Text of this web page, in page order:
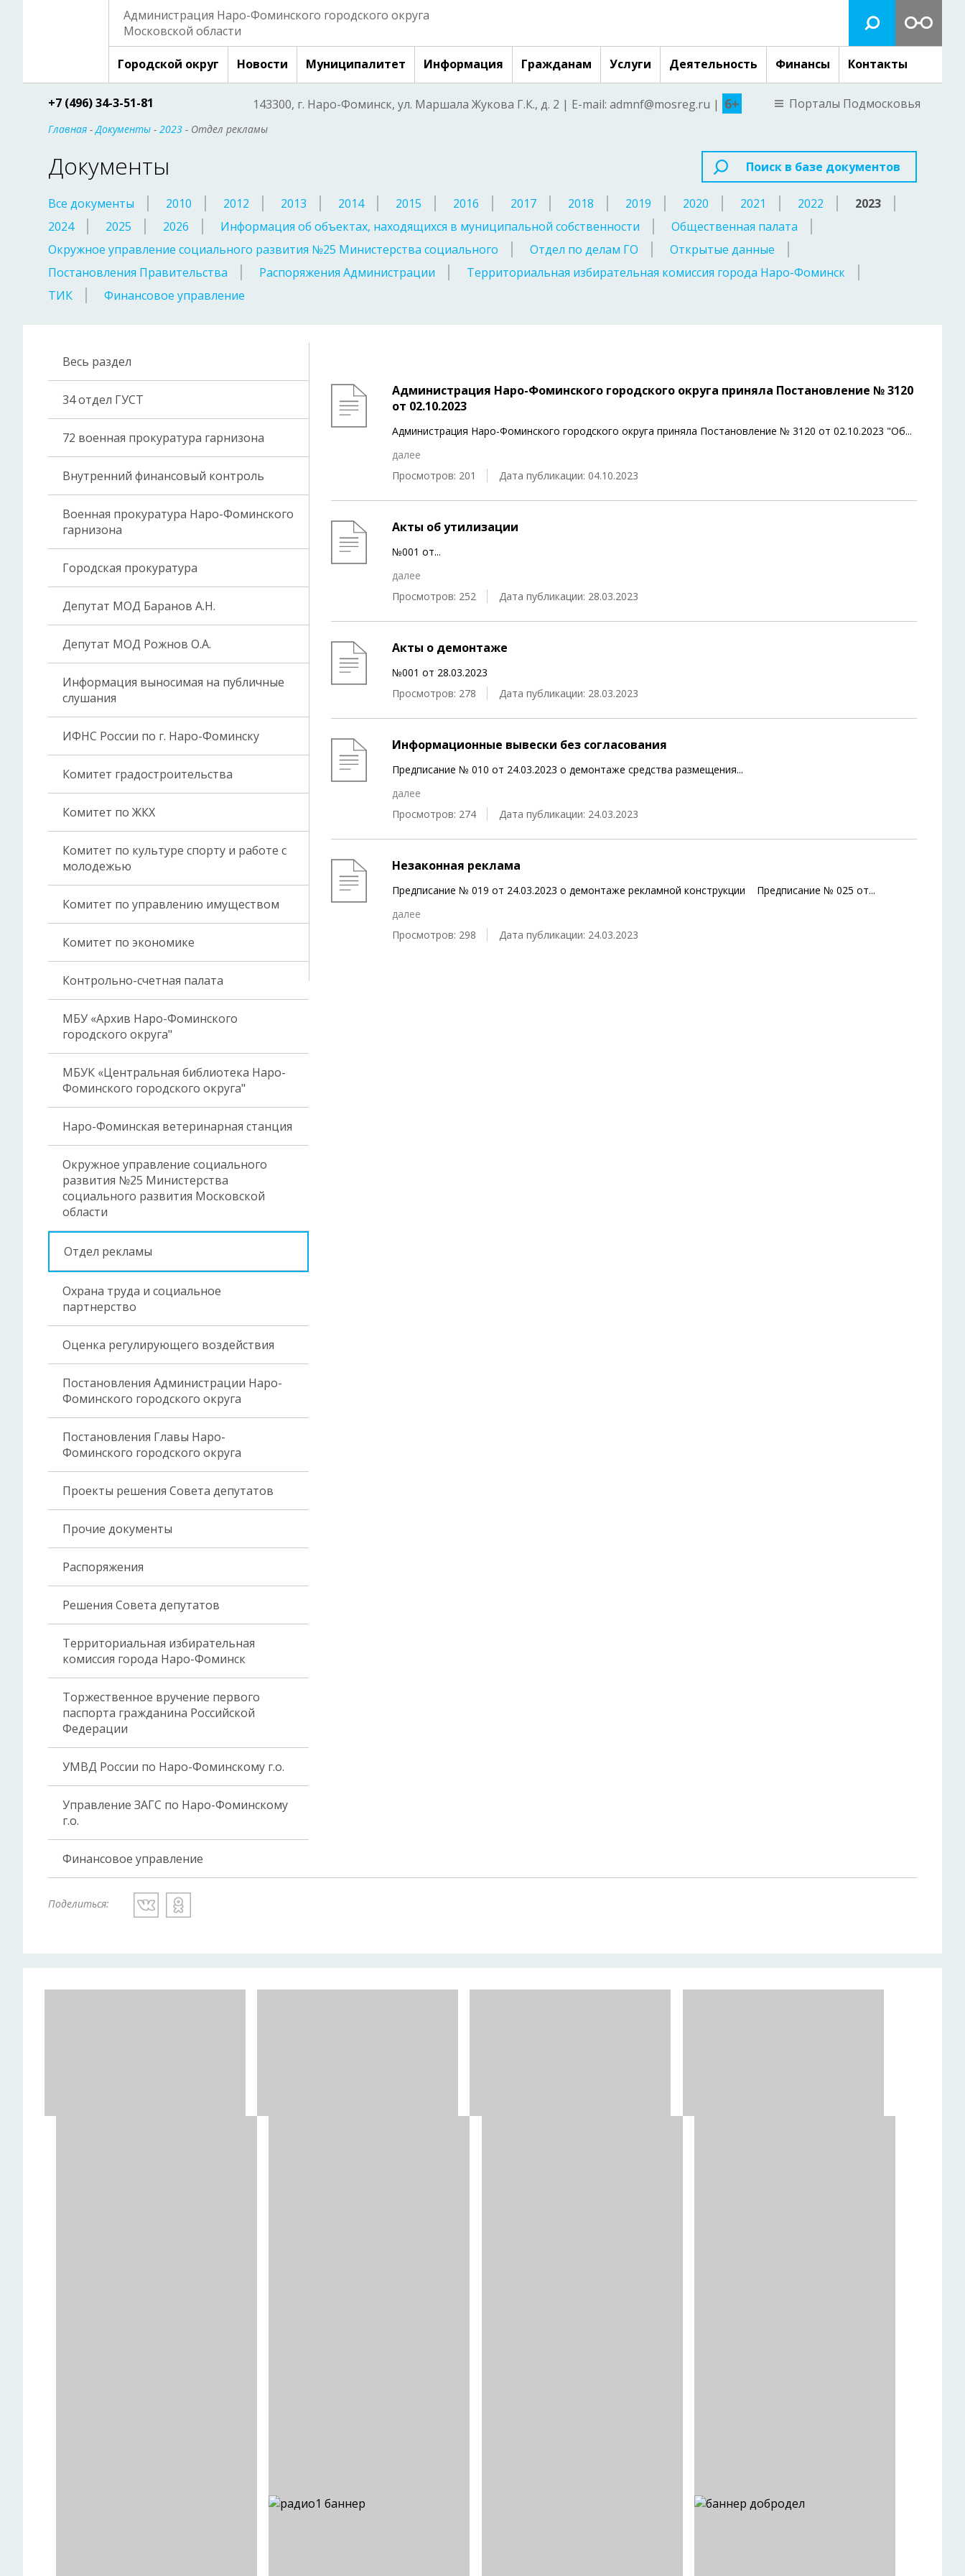
Администрация Наро-Фоминского городского округа
Московской области
Городской округ Новости Муниципалитет Информация Гражданам Услуги Деятельность Финансы Контакты
+7 (496) 34-3-51-81 143300, г. Наро-Фоминск, ул. Маршала Жукова Г.К., д. 2 | E-mail: admnf@mosreg.ru | 6+ Порталы Подмосковья
Главная -Документы - 2023 - Отдел рекламы
Документы Поиск в базе документов
Все документы 2010 2012 2013 2014 2015 2016 2017 2018 2019 2020 2021 2022
2023
2024
2025 2026 Информация об объектах, находящихся в муниципальной собственности
Общественная палата
Окружное управление социального развития №25 Министерства социального
Отдел по делам ГО
Открытые данные
Постановления Правительства
Распоряжения Администрации
Территориальная избирательная комиссия города Наро-Фоминск
ТИК
Финансовое управление
Весь раздел
34 отдел ГУСТ
72 военная прокуратура гарнизона
Внутренний финансовый контроль
Военная прокуратура Наро-Фоминского
гарнизона
Городская прокуратура
Депутат МОД Баранов А.Н.
Депутат МОД Рожнов О.А.
Информация выносимая на публичные
слушания
ИФНС России по г. Наро-Фоминску
Комитет градостроительства
Комитет по ЖКХ
Комитет по культуре спорту и работе с
молодежью
Комитет по управлению имуществом
Комитет по экономике
Контрольно-счетная палата
МБУ «Архив Наро-Фоминского
городского округа"
МБУК «Центральная библиотека Наро-
Фоминского городского округа"
Наро-Фоминская ветеринарная станция
Окружное управление социального
развития №25 Министерства
социального развития Московской
области
Отдел рекламы
Охрана труда и социальное
партнерство
Оценка регулирующего воздействия
Постановления Администрации Наро-
Фоминского городского округа
Постановления Главы Наро-
Фоминского городского округа
Проекты решения Совета депутатов
Прочие документы
Распоряжения
Решения Совета депутатов
Территориальная избирательная
комиссия города Наро-Фоминск
Торжественное вручение первого
паспорта гражданина Российской
Федерации
УМВД России по Наро-Фоминскому г.о.
Управление ЗАГС по Наро-Фоминскому
г.о.
Финансовое управление
Администрация Наро-Фоминского городского округа приняла Постановление № 3120
от 02.10.2023
Администрация Наро-Фоминского городского округа приняла Постановление № 3120 от 02.10.2023 "Об...
далее
Просмотров: 201
Дата публикации: 04.10.2023
Акты об утилизации
№001 от...
далее
Просмотров: 252
Дата публикации: 28.03.2023
Акты о демонтаже
№001 от 28.03.2023
Просмотров: 278
Дата публикации: 28.03.2023
Информационные вывески без согласования
Предписание № 010 от 24.03.2023 о демонтаже средства размещения...
далее
Просмотров: 274
Дата публикации: 24.03.2023
Незаконная реклама
Предписание № 019 от 24.03.2023 о демонтаже рекламной конструкции Предписание № 025 от...
далее
Просмотров: 298
Дата публикации: 24.03.2023
Поделиться: